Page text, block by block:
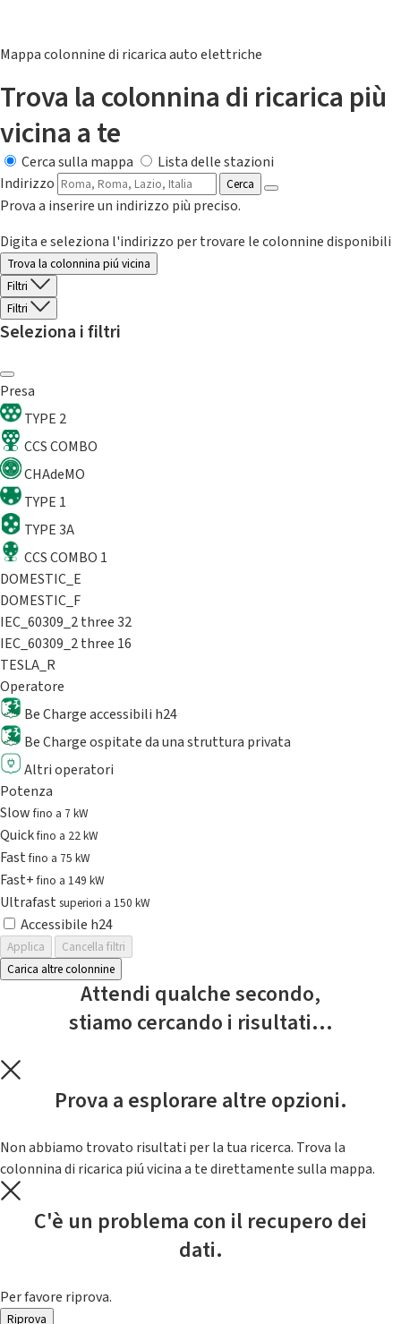
Mappa colonnine di ricarica auto elettriche
Trova la colonnina di ricarica più
vicina a te
Cerca sulla mappa
Lista delle stazioni
Indirizzo
Cerca
Prova a inserire un indirizzo più preciso.
Digita e seleziona l'indirizzo per trovare le colonnine disponibili
Trova la colonnina piú vicina
Filtri
Filtri
Seleziona i filtri
Presa
TYPE 2
CCS COMBO
CHAdeMO
TYPE 1
TYPE 3A
CCS COMBO 1
DOMESTIC_E
DOMESTIC_F
IEC_60309_2 three 32
IEC_60309_2 three 16
TESLA_R
Operatore
Be Charge accessibili h24
Be Charge ospitate da una struttura privata
Altri operatori
Potenza
Slowfino a 7 kW
Quickfino a 22 kW
Fastfino a 75 kW
Fast+fino a 149 kW
Ultrafast superiori a 150 kW
Accessibile h24
Applica
Cancella filtri
Carica altre colonnine
Attendi qualche secondo,
stiamo cercando i risultati...
Prova a esplorare altre opzioni.
Non abbiamo trovato risultati per la tua ricerca. Trova la
colonnina di ricarica piú vicina a te direttamente sulla mappa.
C'è un problema con il recupero dei
dati.
Per favore riprova.
Riprova